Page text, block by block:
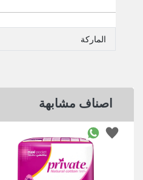
الماركة
اصناف مشابهة